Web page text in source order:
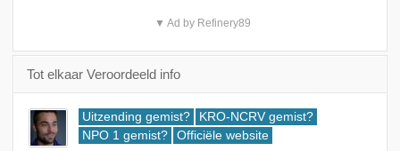
▼ Ad by Refinery89
Tot elkaar Veroordeeld info
Uitzending gemist?
KRO-NCRV gemist?
NPO 1 gemist?
Officiële website